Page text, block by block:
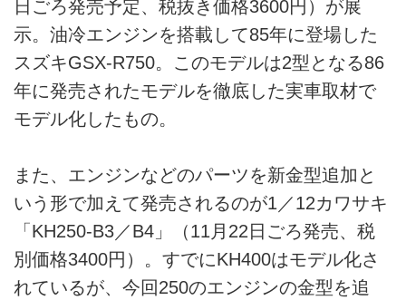
日ごろ発売予定、税抜き価格3600円）が展
示。油冷エンジンを搭載して85年に登場した
スズキGSX-R750。このモデルは2型となる86
年に発売されたモデルを徹底した実車取材で
モデル化したもの。
また、エンジンなどのパーツを新金型追加と
いう形で加えて発売されるのが1／12カワサキ
「KH250-B3／B4」（11月22日ごろ発売、税
別価格3400円）。すでにKH400はモデル化さ
れているが、今回250のエンジンの金型を追